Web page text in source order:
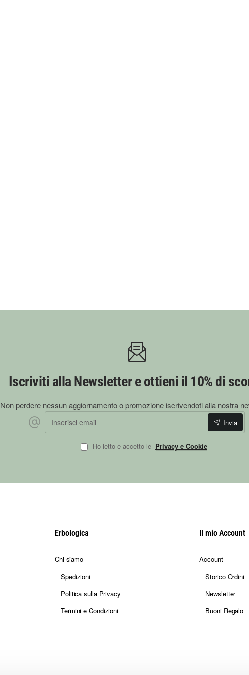
Iscriviti alla Newsletter e ottieni il 10% di
Non perdere nessun aggiornamento o promozione iscrivendoti alla nostra
Inserisci email
Invia
Ho letto e accetto le Privacy e Cookie
Erbologica
Chi siamo
Spedizioni
Politica sulla Privacy
Termini e Condizioni
Il mio Account
Account
Storico Ordini
Newsletter
Buoni Regalo